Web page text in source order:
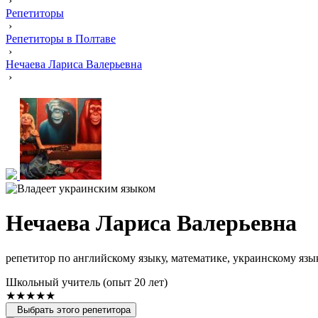
Репетиторы
›
Репетиторы в Полтаве
›
Нечаева Лариса Валерьевна
›
Нечаева Лариса Валерьевна
репетитор по английскому языку, математике, украинскому
Школьный учитель (опыт 20 лет)
★★★★★
Выбрать этого репетитора